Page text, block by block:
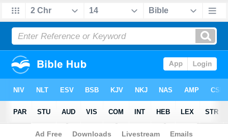
Biblia>Albanian > 2 i Kronikave 14